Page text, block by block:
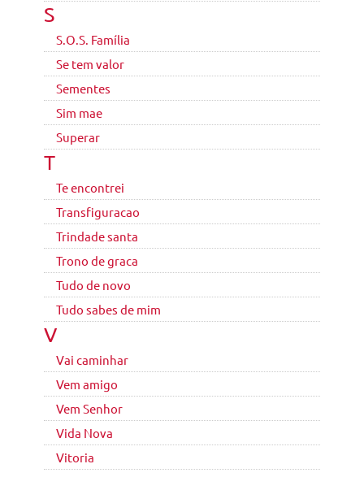
S
S.O.S. Família
Se tem valor
Sementes
Sim mae
Superar
T
Te encontrei
Transfiguracao
Trindade santa
Trono de graca
Tudo de novo
Tudo sabes de mim
V
Vai caminhar
Vem amigo
Vem Senhor
Vida Nova
Vitoria